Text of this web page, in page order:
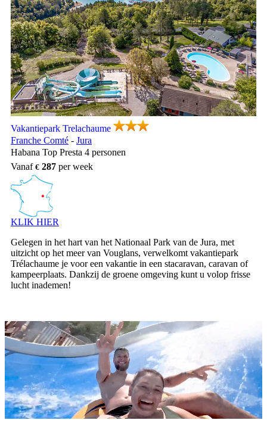
Vakantiepark Trelachaume, Vakantiepark Franche Comté
Vakantiepark Trelachaume
Franche Comté - Jura
Habana Top Presta 4 personen
Vanaf
287 per week
KLIK HIER
Gelegen in het hart van het Nationaal Park van de Jura, met
uitzicht op het meer van Vouglans, verwelkomt vakantiepark
Trélachaume je voor een vakantie in een stacaravan, caravan of
kampeerplaats. Dankzij de groene omgeving kunt u volop frisse
lucht inademen!